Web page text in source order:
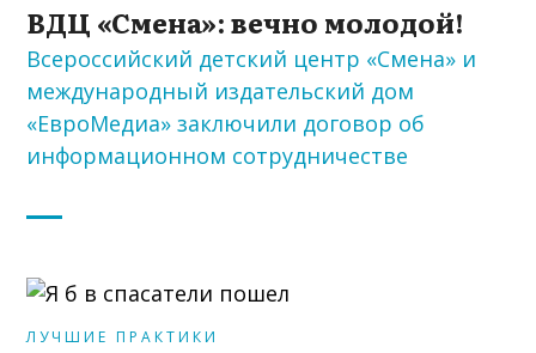
ВДЦ «Смена»: вечно молодой!
Всероссийский детский центр «Смена» и
международный издательский дом
«ЕвроМедиа» заключили договор об
информационном сотрудничестве
ЛУЧШИЕ ПРАКТИКИ